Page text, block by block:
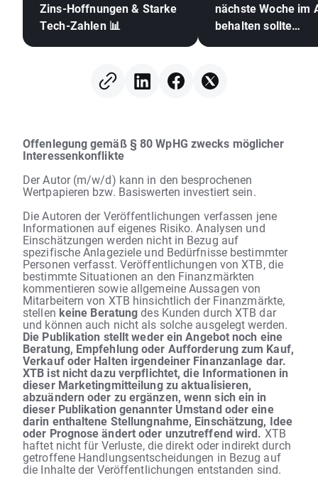
Zins-Hoffnungen & Starke
Tech-Zahlen 📊
nächste Woche im
behalten sollte
Offenlegung gemäß § 80 WpHG zwecks möglicher
Interessenkonflikte
Der Autor (m/w/d) kann in den besprochenen
Wertpapieren bzw. Basiswerten investiert sein.
Die Autoren der Veröffentlichungen verfassen jene
Informationen auf eigenes Risiko. Analysen und
Einschätzungen werden nicht in Bezug auf
spezifische Anlageziele und Bedürfnisse bestimmter
Personen verfasst. Veröffentlichungen von XTB, die
bestimmte Situationen an den Finanzmärkten
kommentieren sowie allgemeine Aussagen von
Mitarbeitern von XTB hinsichtlich der Finanzmärkte,
stellen keine Beratungdes Kunden durch XTB dar
und können auch nicht als solche ausgelegt werden.
Die Publikation stellt weder ein Angebot noch eine
Beratung, Empfehlung oder Aufforderung zum Kauf,
Verkauf oder Halten irgendeiner Finanzanlage dar.
XTB ist nicht dazu verpflichtet, die Informationen in
dieser Marketingmitteilung zu aktualisieren,
abzuändern oder zu ergänzen, wenn sich ein in
dieser Publikation genannter Umstand oder eine
darin enthaltene Stellungnahme, Einschätzung, Idee
oder Prognose ändert oder unzutreffend wird. XTB
haftet nicht für Verluste, die direkt oder indirekt durch
getroffene Handlungsentscheidungen in Bezug auf
die Inhalte der Veröffentlichungen entstanden sind.